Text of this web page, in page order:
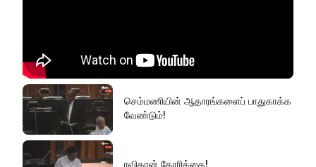
செம்மணியின் ஆதாரங்களைப் பாதுகாக்க
வேண்டும்!
ரவிகரன் கோரிக்கை!